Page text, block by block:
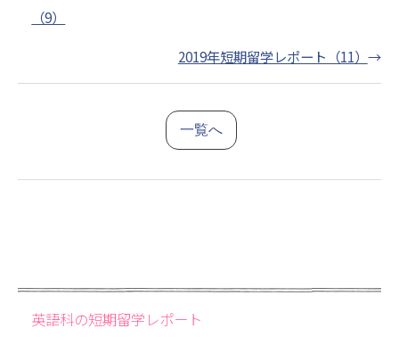
（9）
2019年短期留学レポート（11） →
一覧へ
英語科の短期留学レポート